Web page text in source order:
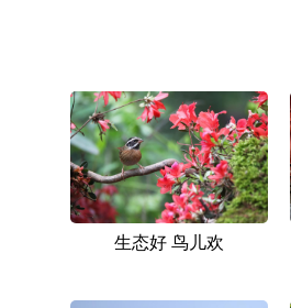
生态好 鸟儿欢